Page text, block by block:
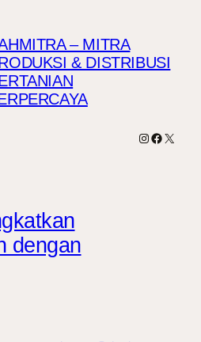
– MITRA
& DISTRIBUSI
Instagram
X
dengan